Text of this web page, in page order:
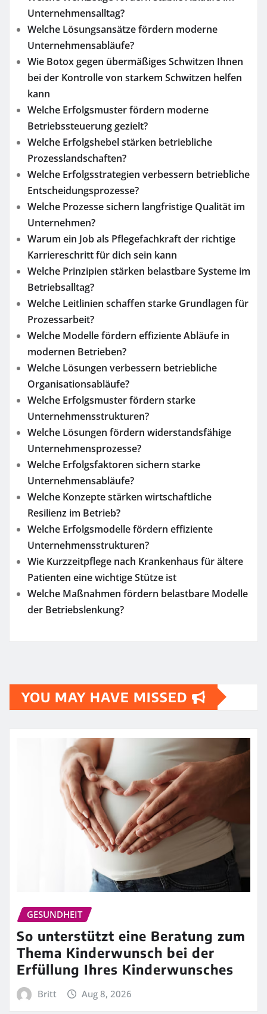
Unternehmensalltag?
Welche Lösungsansätze fördern moderne
Unternehmensabläufe?
Wie Botox gegen übermäßiges Schwitzen Ihnen
bei der Kontrolle von starkem Schwitzen helfen
kann
Welche Erfolgsmuster fördern moderne
Betriebssteuerung gezielt?
Welche Erfolgshebel stärken betriebliche
Prozesslandschaften?
Welche Erfolgsstrategien verbessern betriebliche
Entscheidungsprozesse?
Welche Prozesse sichern langfristige Qualität im
Unternehmen?
Warum ein Job als Pflegefachkraft der richtige
Karriereschritt für dich sein kann
Welche Prinzipien stärken belastbare Systeme im
Betriebsalltag?
Welche Leitlinien schaffen starke Grundlagen für
Prozessarbeit?
Welche Modelle fördern effiziente Abläufe in
modernen Betrieben?
Welche Lösungen verbessern betriebliche
Organisationsabläufe?
Welche Erfolgsmuster fördern starke
Unternehmensstrukturen?
Welche Lösungen fördern widerstandsfähige
Unternehmensprozesse?
Welche Erfolgsfaktoren sichern starke
Unternehmensabläufe?
Welche Konzepte stärken wirtschaftliche
Resilienz im Betrieb?
Welche Erfolgsmodelle fördern effiziente
Unternehmensstrukturen?
Wie Kurzzeitpflege nach Krankenhaus für ältere
Patienten eine wichtige Stütze ist
Welche Maßnahmen fördern belastbare Modelle
der Betriebslenkung?
YOU MAY HAVE MISSED
GESUNDHEIT
So unterstützt eine Beratung zum
Thema Kinderwunsch bei der
Erfüllung Ihres Kinderwunsches
Britt Aug 8, 2026